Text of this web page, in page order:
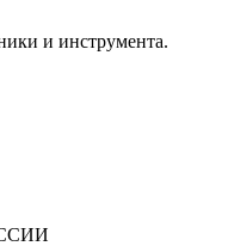
и инструмента.